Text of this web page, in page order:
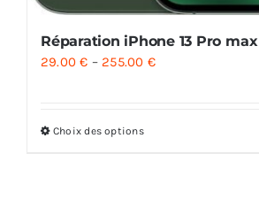
Réparation iPhone 13 Pro max
29.00€ – 255.00 €
Choix des options